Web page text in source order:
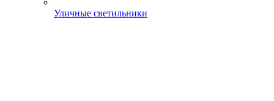
Уличные светильники